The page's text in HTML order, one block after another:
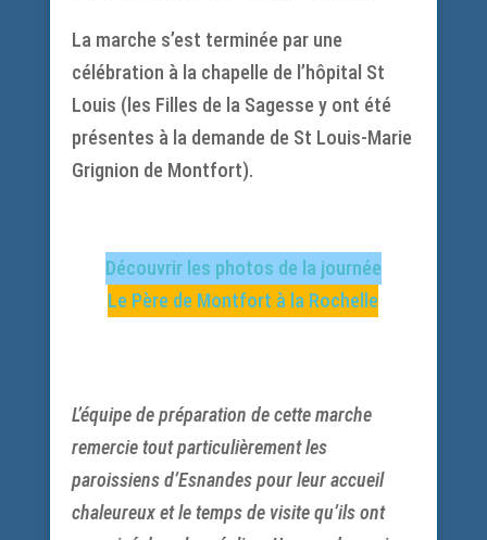
La marche s’est terminée par une
célébration à la chapelle de l’hôpital St
Louis (les Filles de la Sagesse y ont été
présentes à la demande de St Louis-Marie
Grignion de Montfort).
Découvrir les photos de la journée
Le Père de Montfort à la Rochelle
L’équipe de préparation de cette marche
remercie tout particulièrement les
paroissiens d’Esnandes pour leur accueil
chaleureux et le temps de visite qu’ils ont